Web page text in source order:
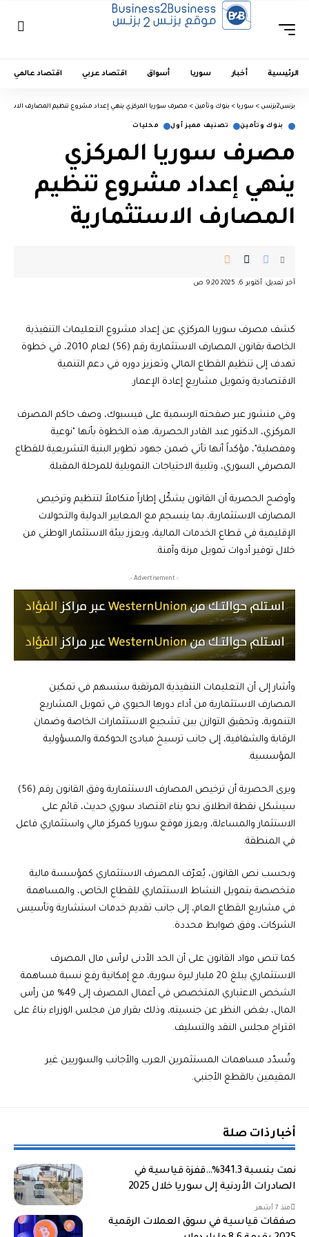
الرئيسية أخبار سوريا أسواق اقتصاد عربي اقتصاد عالمي
بزنس2بزنس > سوريا > بنوك وتأمين > مصرف سوريا المركزي ينهي إعداد مشروع تنظيم المصارف
بنوك وتأمين تصنيف مميز أول محليات
مصرف سوريا المركزي
ينهي إعداد مشروع تنظيم
المصارف الاستثمارية
آخر تعديل: أكتوبر 6, 2025 9:20 ص
كشف مصرف سوريا المركزي عن إعداد مشروع التعليمات التنفيذية
الخاصة بقانون المصارف الاستثمارية رقم (56) لعام 2010، في خطوة
تهدف إلى تنظيم القطاع المالي وتعزيز دوره في دعم التنمية
الاقتصادية وتمويل مشاريع إعادة الإعمار.
وفي منشور عبر صفحته الرسمية على فيسبوك، وصف حاكم المصرف
المركزي، الدكتور عبد القادر الحصرية، هذه الخطوة بأنها "نوعية
ومفصلية"، مؤكداً أنها تأتي ضمن جهود تطوير البنية التشريعية للقطاع
المصرفي السوري، وتلبية الاحتياجات التمويلية للمرحلة المقبلة.
وأوضح الحصرية أن القانون يشكّل إطاراً متكاملاً لتنظيم وترخيص
المصارف الاستثمارية، بما ينسجم مع المعايير الدولية والتحولات
الإقليمية في قطاع الخدمات المالية، ويعزز بيئة الاستثمار الوطني من
خلال توفير أدوات تمويل مرنة وآمنة.
- Advertisement -
وأشار إلى أن التعليمات التنفيذية المرتقبة ستسهم في تمكين
المصارف الاستثمارية من أداء دورها الحيوي في تمويل المشاريع
التنموية، وتحقيق التوازن بين تشجيع الاستثمارات الخاصة وضمان
الرقابة والشفافية، إلى جانب ترسيخ مبادئ الحوكمة والمسؤولية
المؤسسية.
ويرى الحصرية أن ترخيص المصارف الاستثمارية وفق القانون رقم (56)
سيشكل نقطة انطلاق نحو بناء اقتصاد سوري حديث، قائم على
الاستثمار والمساءلة، ويعزز موقع سوريا كمركز مالي واستثماري فاعل
في المنطقة.
وبحسب نص القانون، يُعرّف المصرف الاستثماري كمؤسسة مالية
متخصصة بتمويل النشاط الاستثماري للقطاع الخاص، والمساهمة
في مشاريع القطاع العام، إلى جانب تقديم خدمات استشارية وتأسيس
الشركات، وفق ضوابط محددة.
كما تنص مواد القانون على أن الحد الأدنى لرأس مال المصرف
الاستثماري يبلغ 20 مليار ليرة سورية، مع إمكانية رفع نسبة مساهمة
الشخص الاعتباري المتخصص في أعمال المصرف إلى 49% من رأس
المال، بغض النظر عن جنسيته، وذلك بقرار من مجلس الوزراء بناءً على
اقتراح مجلس النقد والتسليف.
وتُسدّد مساهمات المستثمرين العرب والأجانب والسوريين غير
المقيمين بالقطع الأجنبي.
أخبار ذات صلة
نمت بنسبة 341.3%…قفزة قياسية في
الصادرات الأردنية إلى سوريا خلال 2025
منذ 7 أشهر
صفقات قياسية في سوق العملات الرقمية